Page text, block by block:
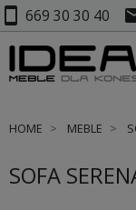
smartphone 669 30 30 40
HOME MEBLE
SOFA